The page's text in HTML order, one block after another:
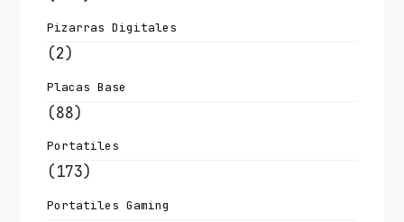
Pizarras Digitales
(2)
Placas Base
(88)
Portatiles
(173)
Portatiles Gaming